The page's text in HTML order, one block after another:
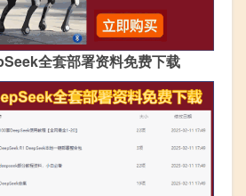
全套部署资料免费下载